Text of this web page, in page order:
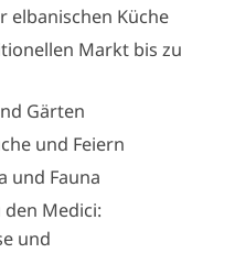
elbanischen Küche
Markt bis zu
Gärten
und Feiern
und Fauna
Medici:
und